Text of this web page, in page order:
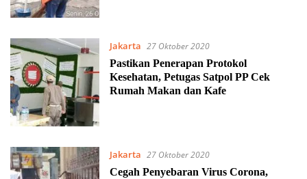
Jakarta 27 Oktober 2020
Pastikan Penerapan Protokol
Kesehatan, Petugas Satpol PP Cek
Rumah Makan dan Kafe
Jakarta 27 Oktober 2020
Cegah Penyebaran Virus Corona,